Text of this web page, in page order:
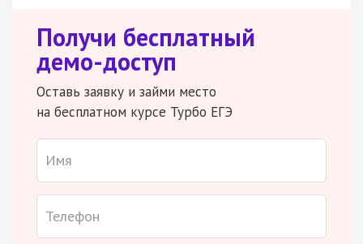
Получи бесплатный
демо-доступ
Оставь заявку и займи место
на бесплатном курсе Турбо ЕГЭ